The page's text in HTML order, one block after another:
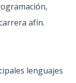
afín.
lenguajes